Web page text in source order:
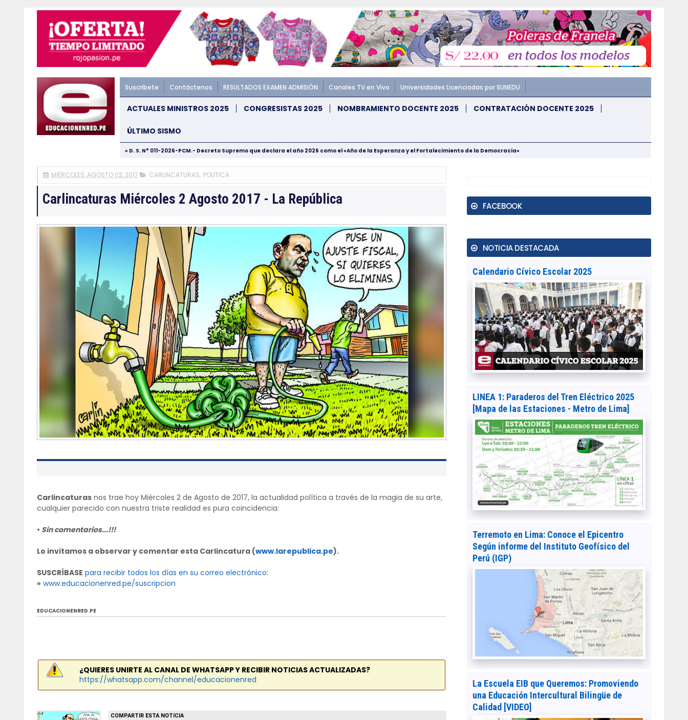
Suscríbete Contáctenos RESULTADOS EXAMEN ADMISIÓN Canales TV en Vivo Universidades Licenciadas por SUNEDU
ACTUALES MINISTROS 2025 CONGRESISTAS 2025 NOMBRAMIENTO DOCENTE 2025 CONTRATACIÓN DOCENTE 2025
ÚLTIMO SISMO
« D. S. N° 011-2026-PCM.- Decreto Supremo que declara el año 2026 como el «Año de la Esperanza y el Fortalecimiento de la Democracia»
MIÉRCOLES, AGOSTO 02, 2017 CARLINCATURAS, POLITICA
Carlincaturas Miércoles 2 Agosto 2017 - La República
Carlincaturas nos trae hoy Miércoles 2 de Agosto de 2017, la actualidad política a través de la magia de su arte,
cualquier parecido con nuestra triste realidad es pura coincidencia:
• Sin comentarios...!!!
Lo invitamos a observar y comentar esta Carlincatura (www.larepublica.pe).
SUSCRÍBASE para recibir todos los días en su correo electrónico:
» www.educacionenred.pe/suscripcion
EDUCACIONENRED.PE
¿QUIERES UNIRTE AL CANAL DE WHATSAPP Y RECIBIR NOTICIAS ACTUALIZADAS?
https://whatsapp.com/channel/educacionenred
COMPARTIR ESTA NOTICIA
FACEBOOK
NOTICIA DESTACADA
Calendario Cívico Escolar 2025
LINEA 1: Paraderos del Tren Eléctrico 2025
[Mapa de las Estaciones - Metro de Lima]
Terremoto en Lima: Conoce el Epicentro
Según informe del Instituto Geofísico del
Perú (IGP)
La Escuela EIB que Queremos: Promoviendo
una Educación Intercultural Bilingüe de
Calidad [VIDEO]